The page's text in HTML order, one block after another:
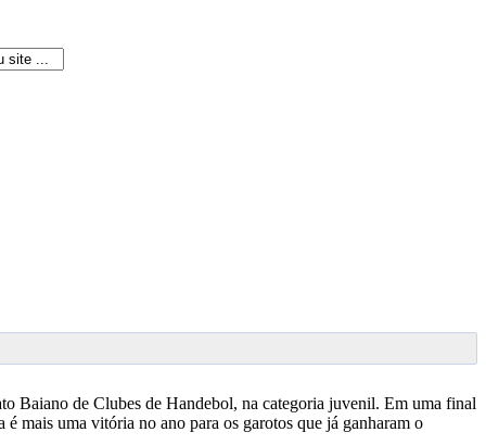
Baiano de Clubes de Handebol, na categoria juvenil. Em uma final
mais uma vitória no ano para os garotos que já ganharam o